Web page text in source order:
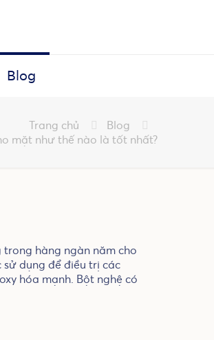
Blog
Trang chủ
Blog
mặt như thế nào là tốt nhất?
hàng ngàn năm cho
sử dụng để điều trị các
hóa mạnh. Bột nghệ có